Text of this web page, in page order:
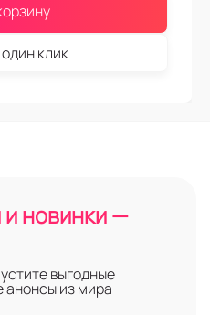
клик
и новинки —
выгодные
анонсы из мира